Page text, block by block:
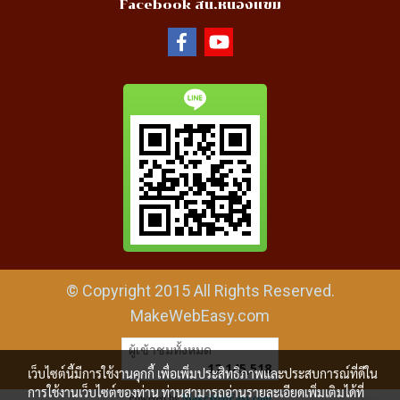
Facebook สน.หนองแขม
© Copyright 2015 All Rights Reserved.
MakeWebEasy.com
ผู้เข้าชมทั้งหมด
12,145,518
เว็บไซต์นี้มีการใช้งานคุกกี้ เพื่อเพิ่มประสิทธิภาพและประสบการณ์ที่ดีใน
การใช้งานเว็บไซต์ของท่าน ท่านสามารถอ่านรายละเอียดเพิ่มเติมได้ที่